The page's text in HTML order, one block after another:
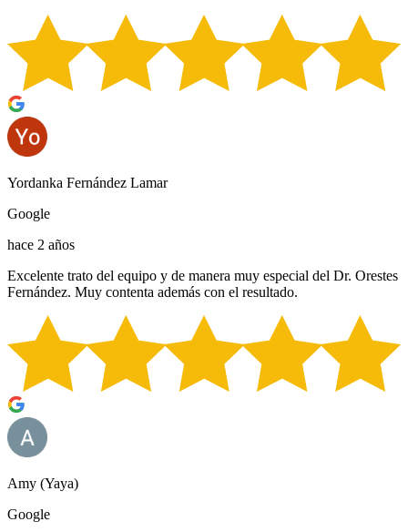
Yordanka Fernández Lamar
Google
hace 2 años
Excelente trato del equipo y de manera muy especial del Dr. Orestes
Fernández. Muy contenta además con el resultado.
Amy (Yaya)
Google